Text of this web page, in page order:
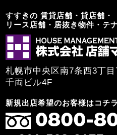
すすきの 賃貸店舗・貸店舗・
リース店舗・居抜き物件・テ
札幌市中央区南7条西3丁
千両ビル4F
新規出店希望のお客様はコチラ